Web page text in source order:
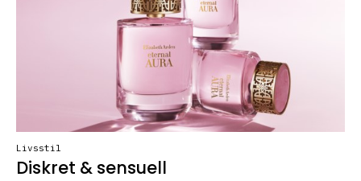
Livsstil
Diskret & sensuell